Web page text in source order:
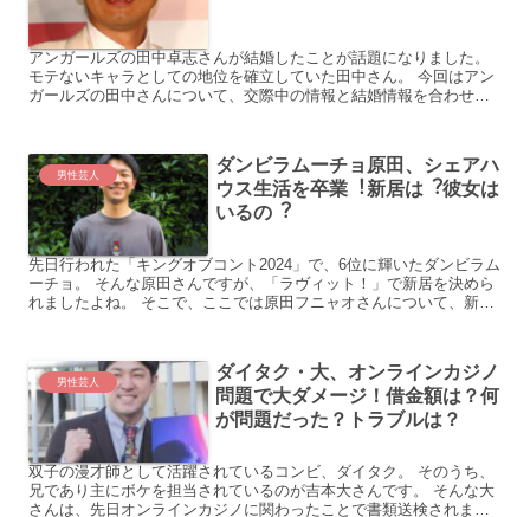
アンガールズの田中卓志さんが結婚したことが話題になりました。
モテないキャラとしての地位を確立していた田中さん。 今回はアン
ガールズの田中さんについて、交際中の情報と結婚情報を合わせて
男性芸人
ダンビラムーチョ原⽥、シェアハ
ウス⽣活を卒業︕新居は︖彼⼥は
いるの︖
先日行われた「キングオブコント2024」で、6位に輝いたダンビラム
ーチョ。 そんな原田さんですが、「ラヴィット！」で新居を決めら
れましたよね。 そこで、ここでは原田フニャオさんについて、新居
男性芸人
ダイタク・⼤、オンラインカジノ
問題で⼤ダメージ！借⾦額は？何
が問題だった？トラブルは？
双子の漫才師として活躍されているコンビ、ダイタク。 そのうち、
兄であり主にボケを担当されているのが吉本大さんです。 そんな大
さんは、先日オンラインカジノに関わったことで書類送検されまし